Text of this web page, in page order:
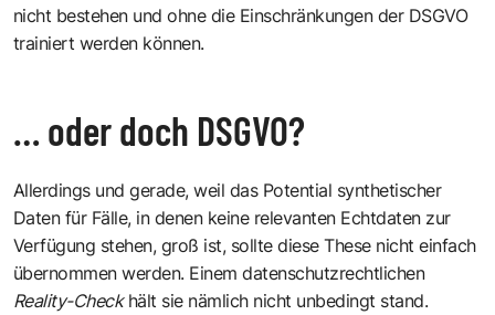
nicht bestehen und ohne die Einschränkungen der DSGVO
trainiert werden können.
… oder doch DSGVO?
Allerdings und gerade, weil das Potential synthetischer
Daten für Fälle, in denen keine relevanten Echtdaten zur
Verfügung stehen, groß ist, sollte diese These nicht einfach
übernommen werden. Einem datenschutzrechtlichen
Reality-Checkhält sie nämlich nicht unbedingt stand.